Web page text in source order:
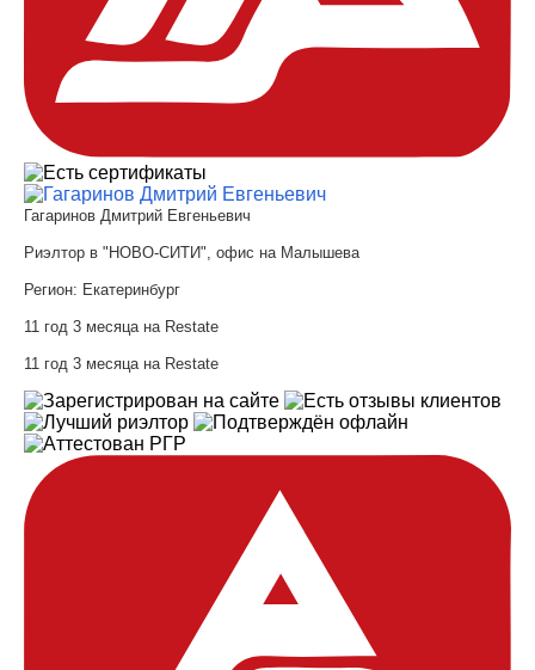
Гагаринов Дмитрий Евгеньевич
Риэлтор в "НОВО-СИТИ", офис на Малышева
Регион: Екатеринбург
11 год 3 месяца на Restate
11 год 3 месяца на Restate